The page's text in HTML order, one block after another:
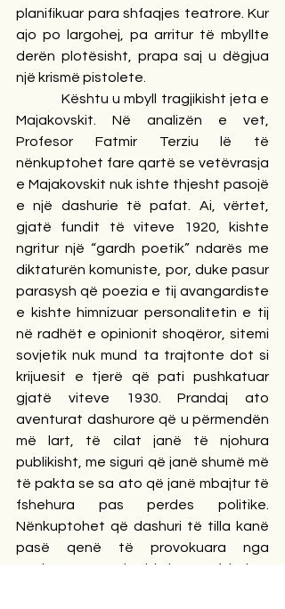
planifikuar para shfaqjes teatrore. Kur
ajo po largohej, pa arritur të mbyllte
derën plotësisht, prapa saj u dëgjua
një krismë pistolete.
Kështu u mbyll tragjikisht jeta e
Majakovskit. Në analizën e vet,
Profesor Fatmir Terziu lë të
nënkuptohet fare qartë se vetëvrasja
e Majakovskit nuk ishte thjesht pasojë
e një dashurie të pafat. Ai, vërtet,
gjatë fundit të viteve 1920, kishte
ngritur një “gardh poetik” ndarës me
diktaturën komuniste, por, duke pasur
parasysh që poezia e tij avangardiste
e kishte himnizuar personalitetin e tij
në radhët e opinionit shoqëror, sitemi
sovjetik nuk mund ta trajtonte dot si
krijuesit e tjerë që pati pushkatuar
gjatë viteve 1930. Prandaj ato
aventurat dashurore që u përmendën
më lart, të cilat janë të njohura
publikisht, me siguri që janë shumë më
të pakta se sa ato që janë mbajtur të
fshehura pas perdes politike.
Nënkuptohet që dashuri të tilla kanë
pasë qenë të provokuara nga
strukturat e shërbimit të fshehtë